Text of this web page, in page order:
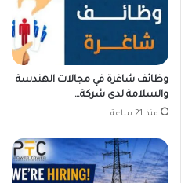
وظائف شاغرة في مجالات الهندسة
والسلامة لدى شركة…
منذ 21 ساعة